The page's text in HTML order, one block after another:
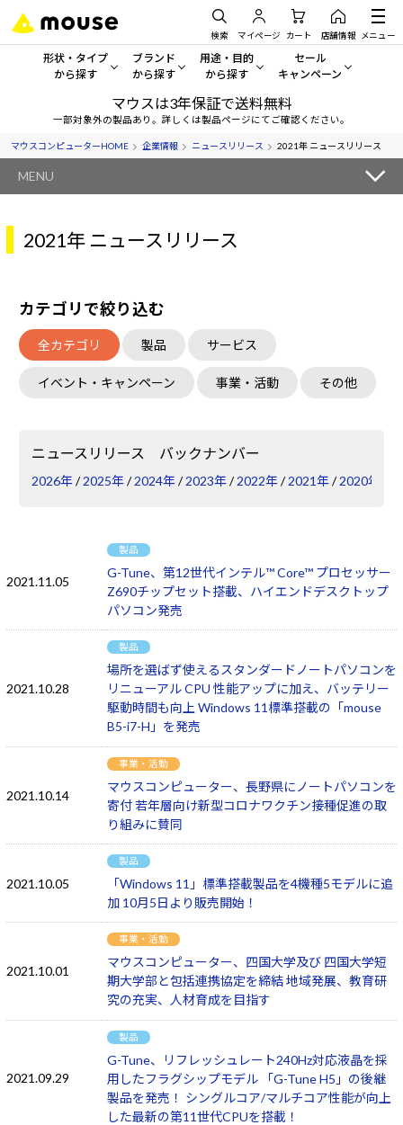
検索 マイページ カート 店舗情報 メニュー
形状・タイプ
から探す
形状・タイプから探す をすべてみる
デスクトップPC
ノートPC
タブレットPC
ワークステーション
ブランド
から探す
mouse
G TUNE
NEXTGEAR
DAIV
用途・目的
から探す
一般向けパソコン
ゲーミングPC・ゲーム向けパソコン
クリエイティブ向け
ビジネス向けパソコン
セール
キャンペーン
セール・キャンペーン
期間限定セール
マウスは3年保証で送料無料
一部対象外の製品あり。詳しくは製品ページにてご確認ください。
マウスコンピューターHOME 企業情報 ニュースリリース 2021年 ニュースリリース
MENU
2021年 ニュースリリース
カテゴリで絞り込む
全カテゴリ 製品 サービス
イベント・キャンペーン 事業・活動 その他
ニュースリリース バックナンバー
2026年/2025年/2024年/2023年/2022年/2021年/2020年
2021.11.05
製品
G-Tune、第12世代インテル™ Core™ プロセッサー
Z690チップセット搭載、ハイエンドデスクトップ
パソコン発売
2021.10.28
製品
場所を選ばず使えるスタンダードノートパソコンを
リニューアル CPU 性能アップに加え、バッテリー
駆動時間も向上 Windows 11標準搭載の「mouse
B5-i7-H」を発売
2021.10.14
事業・活動
マウスコンピューター、長野県にノートパソコンを
寄付 若年層向け新型コロナワクチン接種促進の取
り組みに賛同
2021.10.05
製品
「Windows 11」標準搭載製品を4機種5モデルに追
加 10月5日より販売開始！
2021.10.01
事業・活動
マウスコンピューター、四国大学及び 四国大学短
期大学部と包括連携協定を締結 地域発展、教育研
究の充実、人材育成を目指す
2021.09.29
製品
G-Tune、リフレッシュレート240Hz対応液晶を採
用したフラグシップモデル 「G-Tune H5」の後継
製品を発売！ シングルコア/マルチコア性能が向上
した最新の第11世代CPUを搭載！